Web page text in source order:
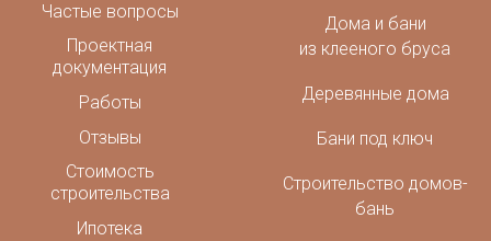
Дома и бани
из клееного бруса
Деревянные дома
Бани под ключ
Строительство домов-
бань
Частые вопросы
Проектная
документация
Работы
Отзывы
Стоимость
строительства
Ипотека